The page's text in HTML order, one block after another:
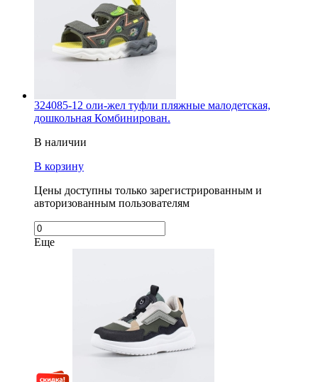
324085-12 оли-жел туфли пляжные малодетская,
дошкольная Комбинирован.
В наличии
В корзину
Цены доступны только зарегистрированным и
авторизованным пользователям
Еще